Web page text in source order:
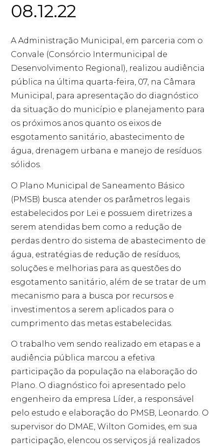
08.12.22
A Administração Municipal, em parceria com o
Convale (Consórcio Intermunicipal de
Desenvolvimento Regional), realizou audiência
pública na última quarta-feira, 07, na Câmara
Municipal, para apresentação do diagnóstico
da situação do município e planejamento para
os próximos anos quanto os eixos de
esgotamento sanitário, abastecimento de
água, drenagem urbana e manejo de resíduos
sólidos.
O Plano Municipal de Saneamento Básico
(PMSB) busca atender os parâmetros legais
estabelecidos por Lei e possuem diretrizes a
serem atendidas bem como a redução de
perdas dentro do sistema de abastecimento de
água, estratégias de redução de resíduos,
soluções e melhorias para as questões do
esgotamento sanitário, além de se tratar de um
mecanismo para a busca por recursos e
investimentos a serem aplicados para o
cumprimento das metas estabelecidas.
O trabalho vem sendo realizado em etapas e a
audiência pública marcou a efetiva
participação da população na elaboração do
Plano. O diagnóstico foi apresentado pelo
engenheiro da empresa Líder, a responsável
pelo estudo e elaboração do PMSB, Leonardo. O
supervisor do DMAE, Wilton Gomides, em sua
participação, elencou os serviços já realizados